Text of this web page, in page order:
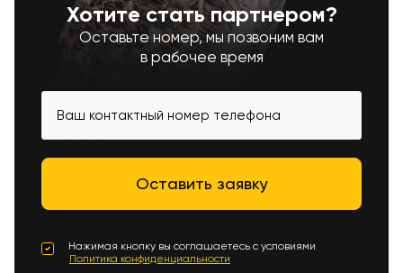
Хотите стать партнером?
Оставьте номер, мы позвоним вам
в рабочее время
Нажимая кнопку вы соглашаетесь с условиями
Политика конфиденциальности